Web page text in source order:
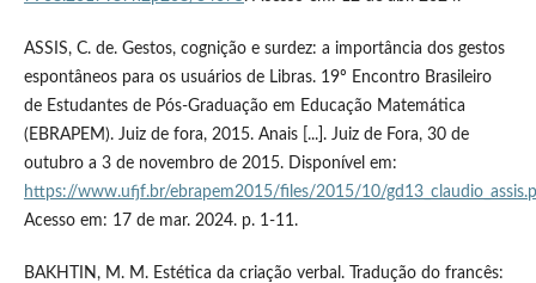
ASSIS, C. de. Gestos, cognição e surdez: a importância dos gestos
espontâneos para os usuários de Libras. 19º Encontro Brasileiro
de Estudantes de Pós-Graduação em Educação Matemática
(EBRAPEM). Juiz de fora, 2015. Anais [...]. Juiz de Fora, 30 de
outubro a 3 de novembro de 2015. Disponível em:
https://www.ufjf.br/ebrapem2015/files/2015/10/
Acesso em: 17 de mar. 2024. p. 1-11.
BAKHTIN, M. M. Estética da criação verbal. Tradução do francês: